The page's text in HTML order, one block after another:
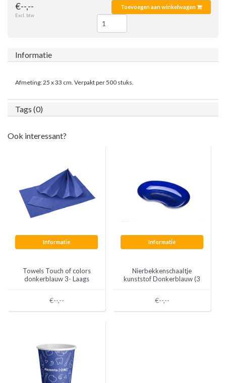
€--,--
Excl. btw
Toevoegen aan winkelwagen
Informatie
Afmeting: 25 x 33 cm. Verpakt per 500 stuks.
Tags (0)
Ook interessant?
Informatie
Towels Touch of colors
donkerblauw 3- Laags
(500 stuks)
€--,--
Informatie
Nierbekkenschaaltje
kunststof Donkerblauw (3
stuks)
€--,--